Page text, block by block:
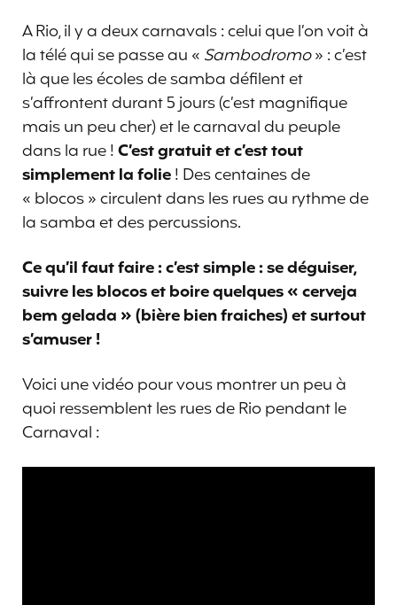
A Rio, il y a deux carnavals : celui que l’on voit à
la télé qui se passe au « Sambodromo» : c’est
là que les écoles de samba défilent et
s’affrontent durant 5 jours (c’est magnifique
mais un peu cher) et le carnaval du peuple
dans la rue !C’est gratuit et c’est tout
simplement la folie! Des centaines de
« blocos » circulent dans les rues au rythme de
la samba et des percussions.
Ce qu’il faut faire : c’est simple : se déguiser,
suivre les blocos et boire quelques « cerveja
bem gelada » (bière bien fraiches) et surtout
s’amuser !
Voici une vidéo pour vous montrer un peu à
quoi ressemblent les rues de Rio pendant le
Carnaval :